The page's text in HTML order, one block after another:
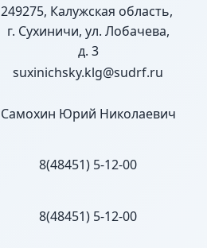
249275, Калужская область,
г. Сухиничи, ул. Лобачева,
д. 3
suxinichsky.klg@sudrf.ru
Самохин Юрий Николаевич
8(48451) 5-12-00
8(48451) 5-12-00